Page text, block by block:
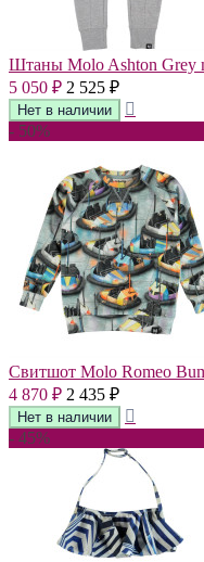
Штаны Molo Ashton Grey
5 050 ₽ 2 525 ₽
- 50%
Свитшот Molo Romeo
4 870 ₽ 2 435 ₽
- 45%